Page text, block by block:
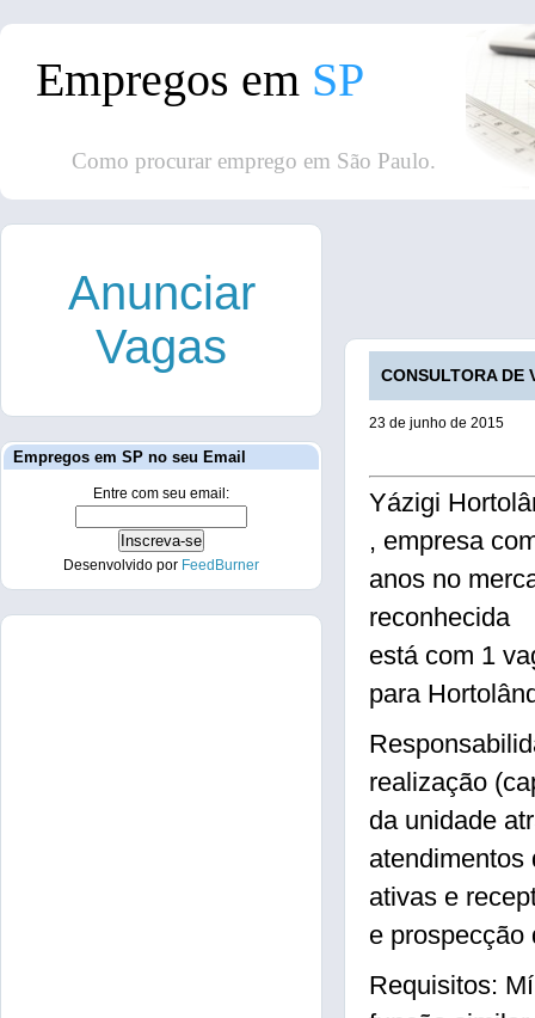
Empregos em SP
Como procurar emprego em São Paulo.
CONSULTORA DE
23 de junho de 2015
Yázigi
, empresa
anos no
reconhecida
está com 1
para
realização
da unidade
atendimentos
ativas e
e prospecção
Requisitos:
Anunciar
Vagas
Empregos em SP no seu Email
Entre com seu email:
Desenvolvido por FeedBurner